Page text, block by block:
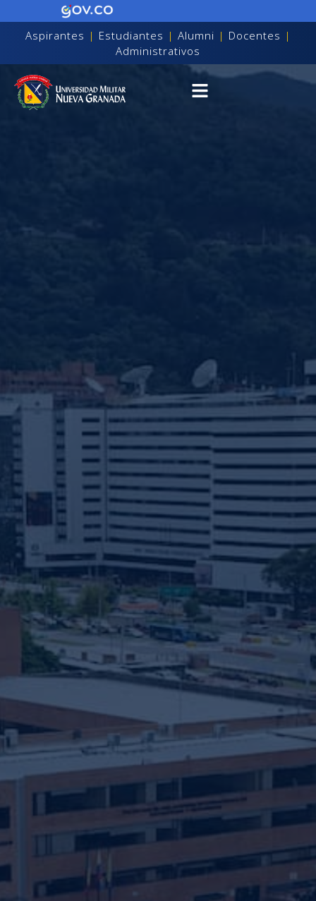
Aspirantes | Estudiantes | Alumni | Docentes |
Administrativos
TDAH